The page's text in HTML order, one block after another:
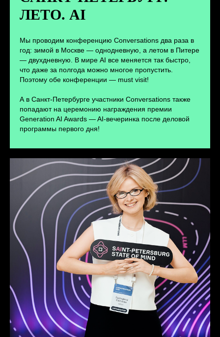
ЛЕТО. AI
Мы проводим конференцию Conversations два раза в
год: зимой в Москве — однодневную, а летом в Питере
— двухдневную. В мире AI все меняется так быстро,
что даже за полгода можно многое пропустить.
Поэтому обе конференции — must visit!
А в Санкт-Петербурге участники Conversations также
попадают на церемонию награждения премии
Generation AI Awards — AI-вечеринка после деловой
программы первого дня!